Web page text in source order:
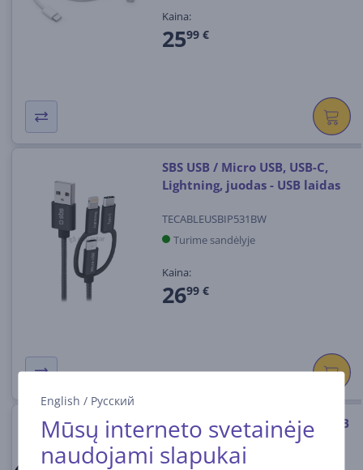
English / Русский
Mūsų interneto svetainėje
naudojami slapukai
Kaina:
2599 €
SBS USB / Micro USB, USB-C,
Lightning, juodas - USB laidas
TECABLEUSBIP531BW
Turime sandėlyje
Kaina:
2699 €
Laidas Hama USB-C/USB-C, USB
4.0, 20 Gbit/s, 5 A, 240 W, 2 m